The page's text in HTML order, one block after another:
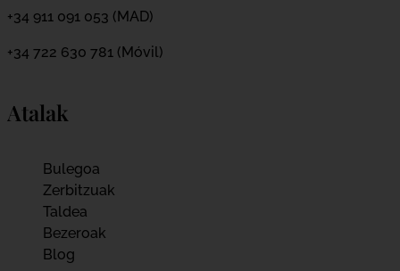
+34 911 091 053 (MAD)
+34 722 630 781 (Móvil)
Atalak
Bulegoa
Zerbitzuak
Taldea
Bezeroak
Blog